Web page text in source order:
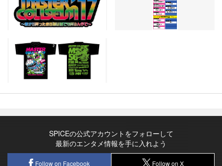
SPICEの公式アカウントをフォローして
最新のエンタメ情報を手に入れよう
Follow on Facebook Follow on X